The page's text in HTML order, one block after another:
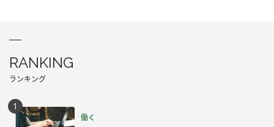
RANKING
ランキング
働く